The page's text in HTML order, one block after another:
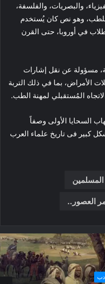
والبصريات، والفلسفة،
وهو نص كان يُستخدم
في أوروبا، حتى القرن
مسؤولة عن نقل إشارات
الأمراض، بما في ذلك التربة
المُستقبلي لمهنة الطب.
السحايا الأولى وصفاً
كبير فى تاريخ علماء العرب
العصور..